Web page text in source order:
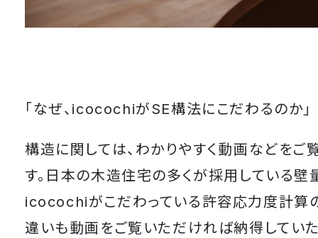
「なぜ、icocochiがSE構法にこだわるのか」
構造に関しては、わかりやすく動画などをご
す。日本の木造住宅の多くが採用している壁
icocochiがこだわっている許容応力度計算
違いも動画をご覧いただければ納得してい